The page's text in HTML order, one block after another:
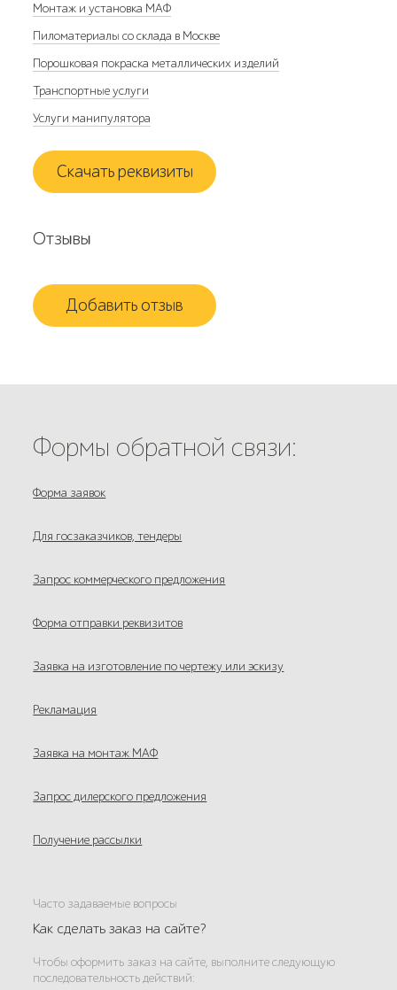
Монтаж и установка МАФ
Пиломатериалы со склада в Москве
Порошковая покраска металлических изделий
Транспортные услуги
Услуги манипулятора
Скачать реквизиты
Отзывы
Добавить отзыв
Формы обратной связи:
Форма заявок
Для госзаказчиков, тендеры
Запрос коммерческого предложения
Форма отправки реквизитов
Заявка на изготовление по чертежу или эскизу
Рекламация
Заявка на монтаж МАФ
Запрос дилерского предложения
Получение рассылки
Часто задаваемые вопросы
Как сделать заказ на сайте?
Чтобы оформить заказ на сайте, выполните следующую
последовательность действий: